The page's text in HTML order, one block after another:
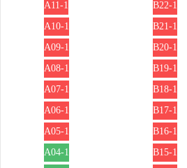
A11-1 B22-1
A10-1
B21-1
A09-1
B20-1
A08-1
B19-1
A07-1
B18-1
A06-1
B17-1
A05-1
B16-1
A04-1
B15-1